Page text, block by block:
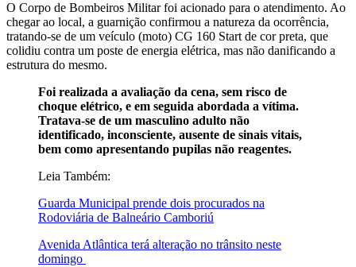
O Corpo de Bombeiros Militar foi acionado para o atendimento. Ao
chegar ao local, a guarnição confirmou a natureza da ocorrência,
tratando-se de um veículo (moto) CG 160 Start de cor preta, que
colidiu contra um poste de energia elétrica, mas não danificando a
estrutura do mesmo.
Foi realizada a avaliação da cena, sem risco de
choque elétrico, e em seguida abordada a vítima.
Tratava-se de um masculino adulto não
identificado, inconsciente, ausente de sinais vitais,
bem como apresentando pupilas não reagentes.
Leia Também:
Guarda Municipal prende dois procurados na
Rodoviária de Balneário Camboriú
Avenida Atlântica terá alteração no trânsito neste
domingo